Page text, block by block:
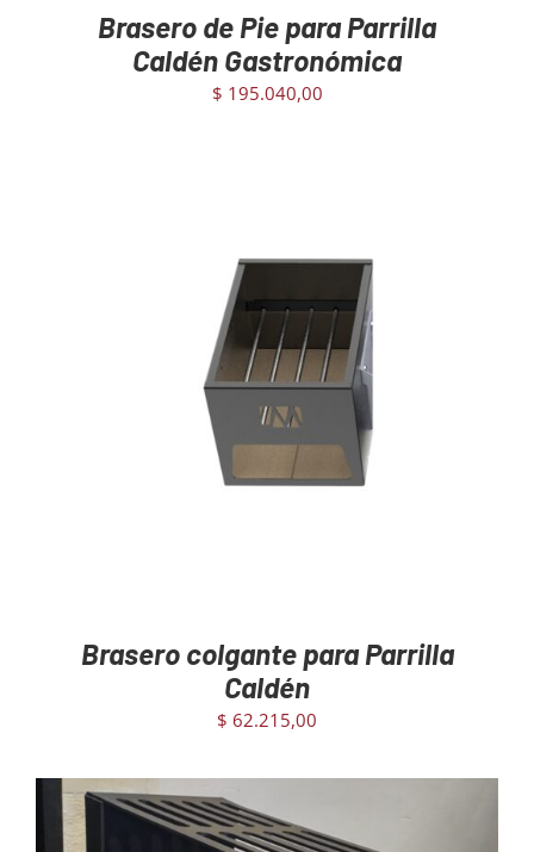
Brasero de Pie para Parrilla
Caldén Gastronómica
$ 195.040,00
AGREGAR AL CARRITO / DETAILS
Brasero colgante para Parrilla
Caldén
$ 62.215,00